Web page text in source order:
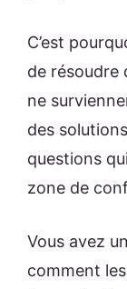
C’est
de résoudre
ne
des
questions
zone de
Vous avez
comment